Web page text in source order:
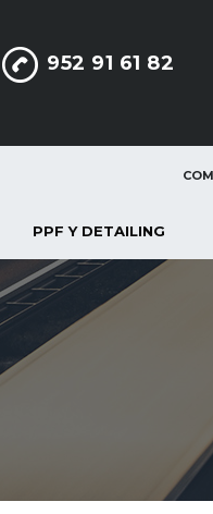
952 91 61 82
PPF Y DETAILING